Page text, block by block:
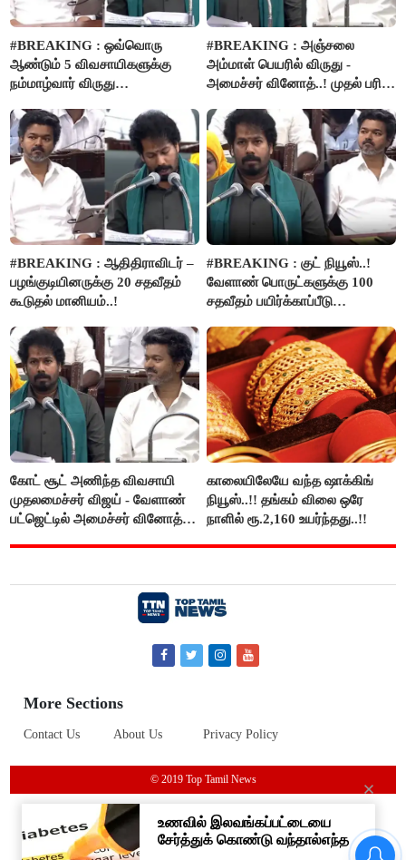
#BREAKING : ஒவ்வொரு
ஆண்டும் 5 விவசாயிகளுக்கு
நம்மாழ்வார் விருது
#BREAKING : அஞ்சலை
அம்மாள் பெயரில் விருது -
அமைச்சர் வினோத்..! முதல் பரிசு
#BREAKING : ஆதிதிராவிடர் –
பழங்குடியினருக்கு 20 சதவீதம்
கூடுதல் மானியம்..!
#BREAKING : குட் நியூஸ்..!
வேளாண் பொருட்களுக்கு 100
சதவீதம் பயிர்க்காப்பீடு
வினோத்..!
கோட் சூட் அணிந்த விவசாயி
முதலமைச்சர் விஜய் - வேளாண்
பட்ஜெட்டில் அமைச்சர் வினோத்
காலையிலேயே வந்த ஷாக்கிங்
நியூஸ்..!! தங்கம் விலை ஒரே
நாளில் ரூ.2,160 உயர்ந்தது..!!
More Sections
Contact Us About Us Privacy Policy
© 2019 Top Tamil News
“நிதி நிலைமை சரியான பிறகு